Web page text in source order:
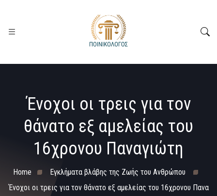
Ένοχοι οι τρεις για τον
θάνατο εξ αμελείας του
16χρονου Παναγιώτη
Home
Εγκλήματα βλάβης της Ζωής του Ανθρώπου
Ένοχοι οι τρεις για τον θάνατο εξ αμελείας του 16χρονου Πανα